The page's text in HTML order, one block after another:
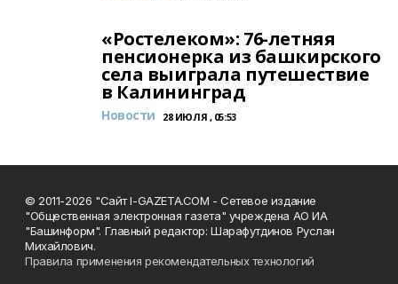
«Ростелеком»: 76-летняя
пенсионерка из башкирского
села выиграла путешествие
в Калининград
Новости 28 ИЮЛЯ , 05:53
© 2011-2026 "Сайт I-GAZETA.COM - Сетевое издание
"Общественная электронная газета" учреждена АО ИА
"Башинформ". Главный редактор: Шарафутдинов Руслан
Михайлович.
Правила применения рекомендательных технологий